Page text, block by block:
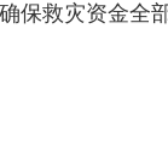
确保救灾资金全